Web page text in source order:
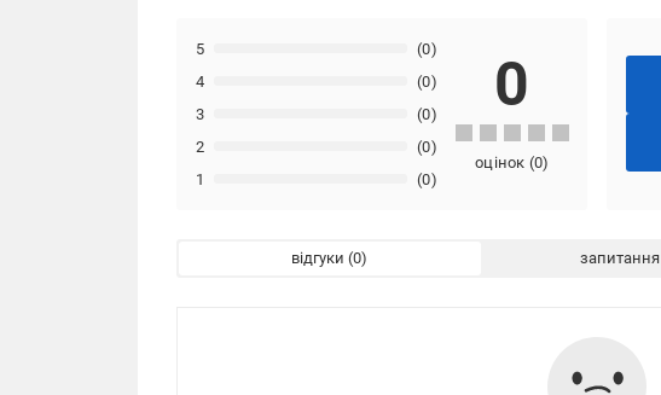
1 (0)
2 (0)
3 (0)
4 (0)
5 (0)
0
оцінок (0)
відгуки запитання